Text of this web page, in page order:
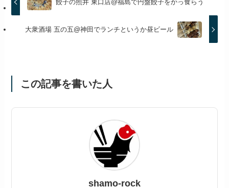
餃子の照井 東口店@福島で円盤餃子をかっ食らう
大衆酒場 五の五@神田でランチというか昼ビール
この記事を書いた人
shamo-rock